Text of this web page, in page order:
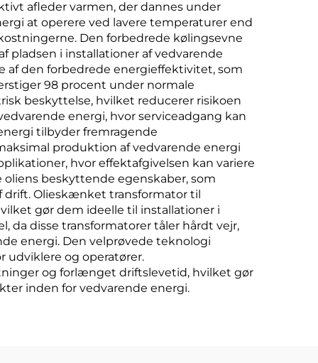
afleder varmen, der dannes under
at operere ved lavere temperaturer end
Den forbedrede kølingsevne
i installationer af vedvarende
af den forbedrede energieffektivitet, som
98 procent under normale
beskyttelse, hvilket reducerer risikoen
energi, hvor serviceadgang kan
tilbyder fremragende
produktion af vedvarende energi
hvor effektafgivelsen kan variere
beskyttende egenskaber, som
drift. Olieskænket transformator til
gør dem ideelle til installationer i
da disse transformatorer tåler hårdt vejr,
energi. Den velprøvede teknologi
udviklere og operatører.
og forlænget driftslevetid, hvilket gør
inden for vedvarende energi.